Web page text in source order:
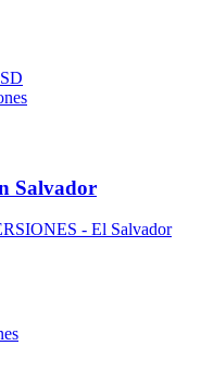
Salvador
- El Salvador